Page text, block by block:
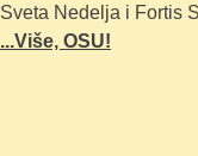
Sveta Nedelja i Fortis
...Više, OSU!